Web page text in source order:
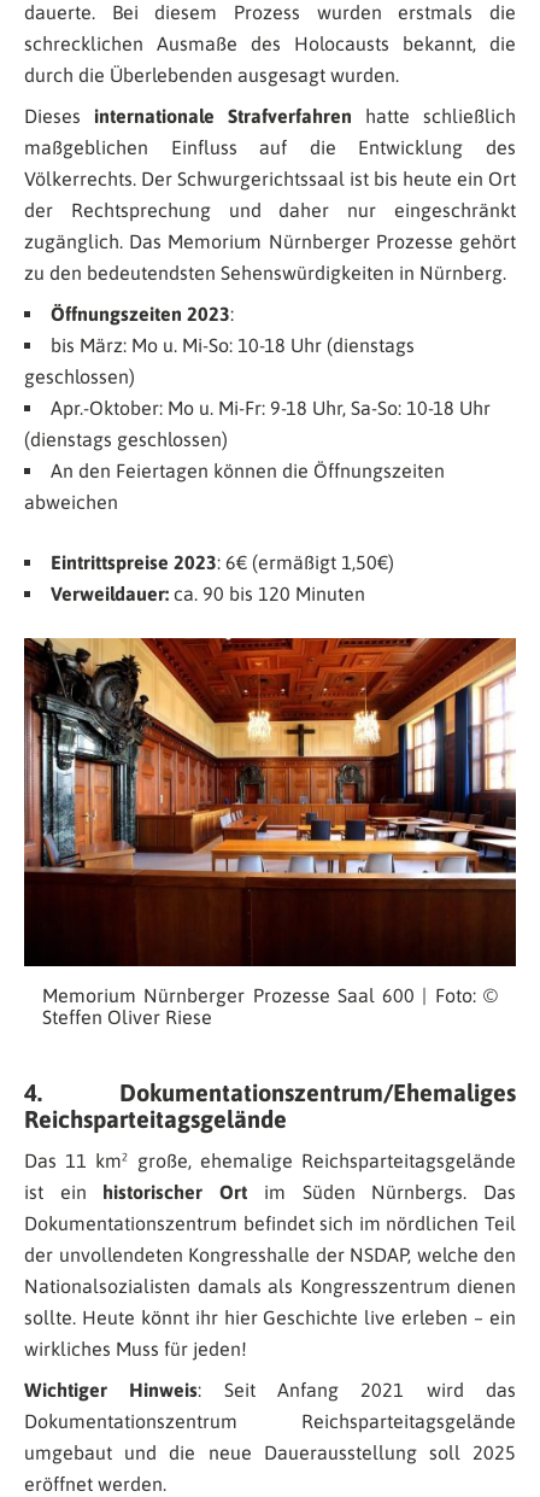
dauerte. Bei diesem Prozess wurden erstmals die
schrecklichen Ausmaße des Holocausts bekannt, die
durch die Überlebenden ausgesagt wurden.
Dieses internationale Strafverfahren hatte schließlich
maßgeblichen Einfluss auf die Entwicklung des
Völkerrechts. Der Schwurgerichtssaal ist bis heute ein Ort
der Rechtsprechung und daher nur eingeschränkt
zugänglich. Das Memorium Nürnberger Prozesse gehört
zu den bedeutendsten Sehenswürdigkeiten in Nürnberg.
Öffnungszeiten 2023:
bis März: Mo u. Mi-So: 10-18 Uhr (dienstags
geschlossen)
Apr.-Oktober: Mo u. Mi-Fr: 9-18 Uhr, Sa-So: 10-18 Uhr
(dienstags geschlossen)
An den Feiertagen können die Öffnungszeiten
abweichen
Eintrittspreise 2023: 6€ (ermäßigt 1,50€)
Verweildauer: ca. 90 bis 120 Minuten
Memorium Nürnberger Prozesse Saal 600 | Foto: ©
Steffen Oliver Riese
4. Dokumentationszentrum/Ehemaliges
Reichsparteitagsgelände
Das 11 km² große, ehemalige Reichsparteitagsgelände
ist ein historischer Ort im Süden Nürnbergs. Das
Dokumentationszentrum befindet sich im nördlichen Teil
der unvollendeten Kongresshalle der NSDAP, welche den
Nationalsozialisten damals als Kongresszentrum dienen
sollte. Heute könnt ihr hier Geschichte live erleben – ein
wirkliches Muss für jeden!
Wichtiger Hinweis: Seit Anfang 2021 wird das
Dokumentationszentrum Reichsparteitagsgelände
umgebaut und die neue Dauerausstellung soll 2025
eröffnet werden.